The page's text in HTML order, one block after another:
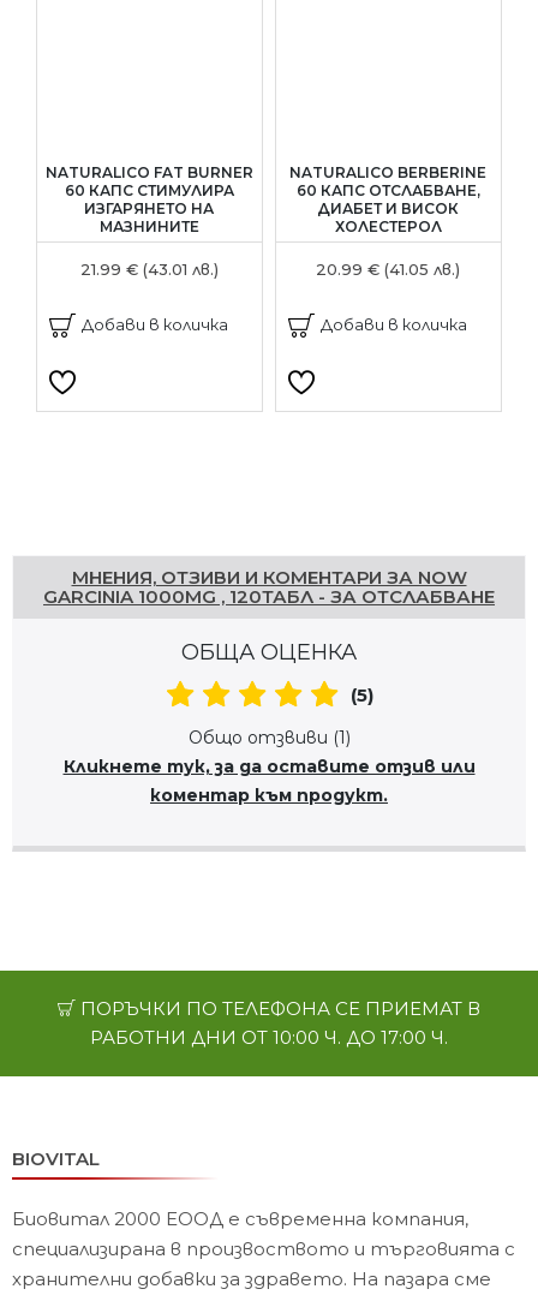
NATURALICO FAT BURNER
60 КАПС СТИМУЛИРА
ИЗГАРЯНЕТО НА
МАЗНИНИТЕ
21.99 € (43.01 лв.)
Добави в количка
NATURALICO BERBERINE
60 КАПС ОТСЛАБВАНЕ,
ДИАБЕТ И ВИСОК
ХОЛЕСТЕРОЛ
20.99 € (41.05 лв.)
Добави в количка
МНЕНИЯ, ОТЗИВИ И КОМЕНТАРИ ЗА NOW
GARCINIA 1000MG , 120ТАБЛ - ЗА ОТСЛАБВАНЕ
ОБЩА ОЦЕНКА
(5)
Общо отзвиви (1)
Кликнете тук, за да оставите отзив или
коментар към продукт.
ПОРЪЧКИ ПО ТЕЛЕФОНА СЕ ПРИЕМАТ В
РАБОТНИ ДНИ ОТ 10:00 Ч. ДО 17:00 Ч.
BIOVITAL
Биовитал 2000 ЕООД е съвременна компания,
специализирана в произвоството и търговията с
хранителни добавки за здравето. На пазара сме